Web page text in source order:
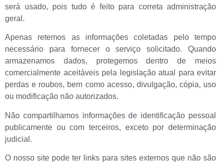
será usado, pois tudo é feito para correta administração
geral.
Apenas retemos as informações coletadas pelo tempo
necessário para fornecer o serviço solicitado. Quando
armazenamos dados, protegemos dentro de meios
comercialmente aceitáveis pela legislação atual ​​para evitar
perdas e roubos, bem como acesso, divulgação, cópia, uso
ou modificação não autorizados.
Não compartilhamos informações de identificação pessoal
publicamente ou com terceiros, exceto por determinação
judicial.
O nosso site pode ter links para sites externos que não são